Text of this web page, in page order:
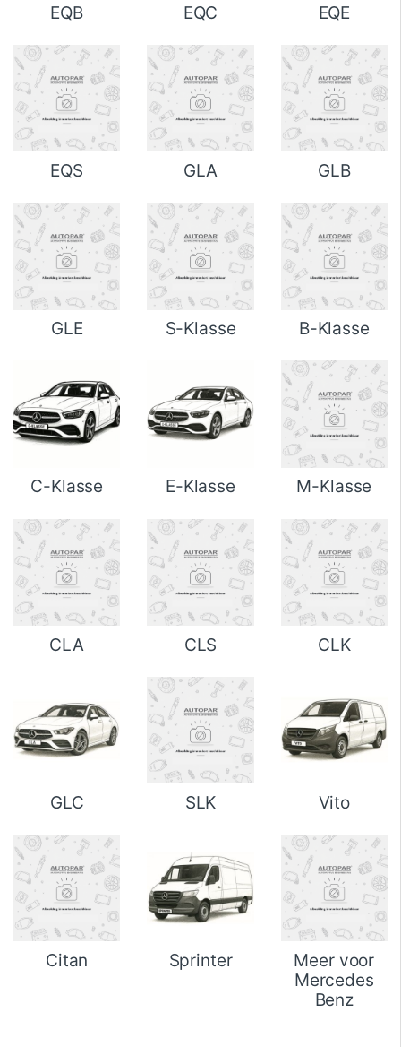
EQB EQC EQE
EQS GLA GLB
GLE S-Klasse B-Klasse
C-Klasse E-Klasse M-Klasse
CLA CLS CLK
GLC SLK Vito
Citan Sprinter
Meer voor
Mercedes
Benz